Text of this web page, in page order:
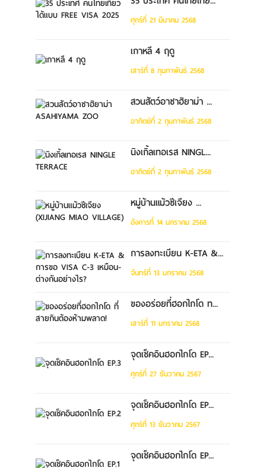
ศุกร์ที่ 21 มีนาคม 2568
เกาหลี 4 ฤดู
เสาร์ที่ 8 กุมภาพันธ์ 2568
สวนสัตว์อาซาฮิยาม่า ...
อาทิตย์ที่ 2 กุมภาพันธ์ 2568
นิงเกิ้ลเทอเรส NINGL...
อาทิตย์ที่ 2 กุมภาพันธ์ 2568
หมู่บ้านแม้วซีเจียง ...
อังคารที่ 14 มกราคม 2568
การลงทะเบียน K-ETA &...
จันทร์ที่ 13 มกราคม 2568
ของอร่อยที่ฮอกไกโด ท...
เสาร์ที่ 11 มกราคม 2568
จุดเช็คอินฮอกไกโด EP...
ศุกร์ที่ 27 ธันวาคม 2567
จุดเช็คอินฮอกไกโด EP...
ศุกร์ที่ 13 ธันวาคม 2567
จุดเช็คอินฮอกไกโด EP...